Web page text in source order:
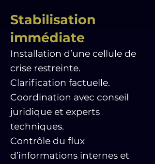
Stabilisation
immédiate
Installation d’une cellule de
crise restreinte.
Clarification factuelle.
Coordination avec conseil
juridique et experts
techniques.
Contrôle du flux
d’informations internes et